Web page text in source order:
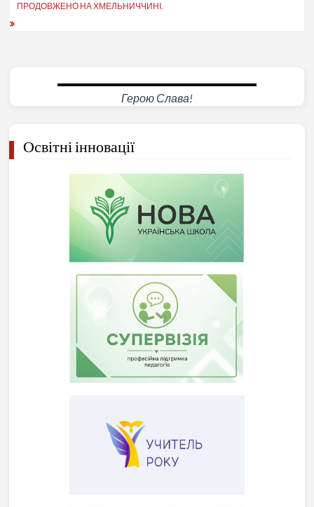
ПРОДОВЖЕНО НА ХМЕЛЬНИЧЧИНІ.
Герою Слава!
Освітні інновації